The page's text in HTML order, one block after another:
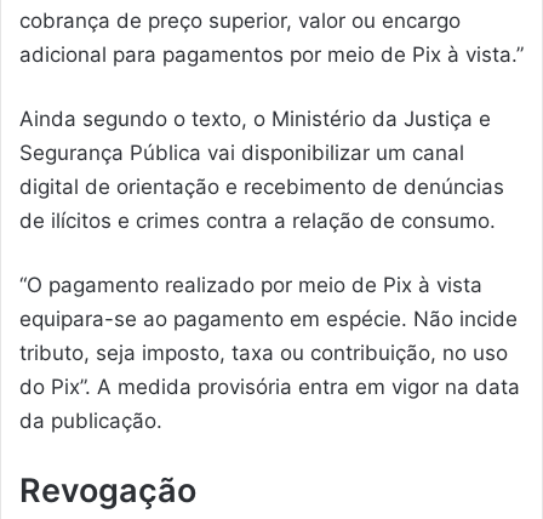
cobrança de preço superior, valor ou encargo
adicional para pagamentos por meio de Pix à vista.”
Ainda segundo o texto, o Ministério da Justiça e
Segurança Pública vai disponibilizar um canal
digital de orientação e recebimento de denúncias
de ilícitos e crimes contra a relação de consumo.
“O pagamento realizado por meio de Pix à vista
equipara-se ao pagamento em espécie. Não incide
tributo, seja imposto, taxa ou contribuição, no uso
do Pix”. A medida provisória entra em vigor na data
da publicação.
Revogação